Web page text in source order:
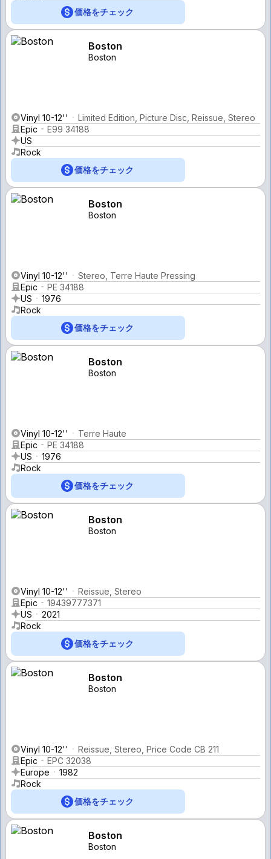
価格をチェック
Boston
Boston
Vinyl 10-12''
Limited Edition, Picture Disc, Reissue, Stereo
Epic
E99 34188
US
Rock
価格をチェック
Boston
Boston
Vinyl 10-12''
Stereo, Terre Haute Pressing
Epic
PE 34188
US
1976
Rock
価格をチェック
Boston
Boston
Vinyl 10-12''
Terre Haute
Epic
PE 34188
US
1976
Rock
価格をチェック
Boston
Boston
Vinyl 10-12''
Reissue, Stereo
Epic
19439777371
US
2021
Rock
価格をチェック
Boston
Boston
Vinyl 10-12''
Reissue, Stereo, Price Code CB 211
Epic
EPC 32038
Europe
1982
Rock
価格をチェック
Boston
Boston